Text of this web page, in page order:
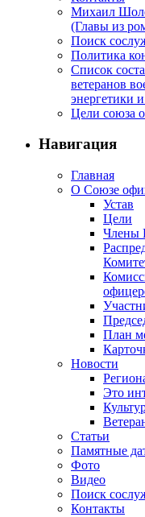
Михаил
(Главы из
Поиск
Политика
Список
ветеранов
энергетики
Цели союза
Навигация
Главная
О Союзе
Устав
Цели
Члены
План
Новости
Это
Статьи
Памятные
Фото
Видео
Поиск
Контакты